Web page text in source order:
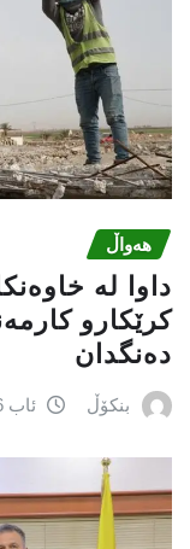
هەواڵ
داوا لە
کرێکارو
دەنگدان
بنکۆڵ ئاب 6, 2026